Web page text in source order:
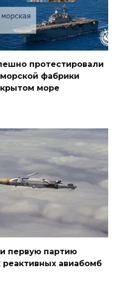
протестировали
фабрики
море
первую партию
реактивных авиабомб